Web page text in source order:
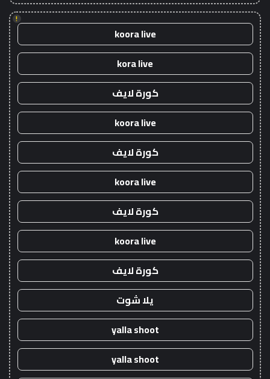
!
koora live
kora live
كورة لايف
koora live
كورة لايف
koora live
كورة لايف
koora live
كورة لايف
يلا شوت
yalla shoot
yalla shoot